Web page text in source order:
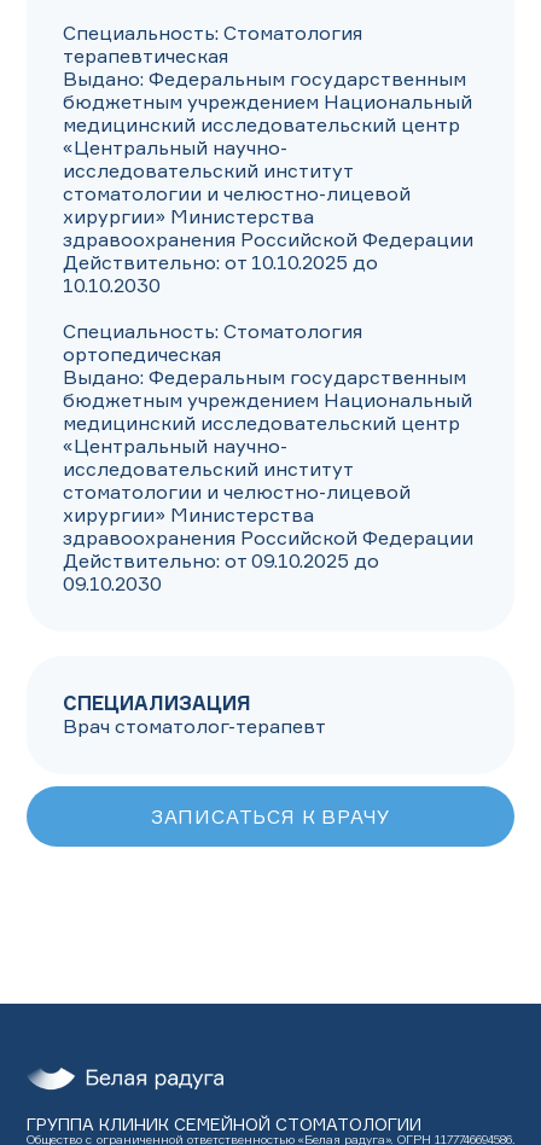
Специальность: Стоматология
терапевтическая
Выдано: Федеральным государственным
бюджетным учреждением Национальный
медицинский исследовательский центр
«Центральный научно-
исследовательский институт
стоматологии и челюстно-лицевой
хирургии» Министерства
здравоохранения Российской Федерации
Действительно: от 10.10.2025 до
10.10.2030
Специальность: Стоматология
ортопедическая
Выдано: Федеральным государственным
бюджетным учреждением Национальный
медицинский исследовательский центр
«Центральный научно-
исследовательский институт
стоматологии и челюстно-лицевой
хирургии» Министерства
здравоохранения Российской Федерации
Действительно: от 09.10.2025 до
09.10.2030
СПЕЦИАЛИЗАЦИЯ
Врач стоматолог-терапевт
ЗАПИСАТЬСЯ К ВРАЧУ
ГРУППА КЛИНИК СЕМЕЙНОЙ СТОМАТОЛОГИИ
Общество с ограниченной ответственностью «Белая радуга». ОГРН 1177746694586.